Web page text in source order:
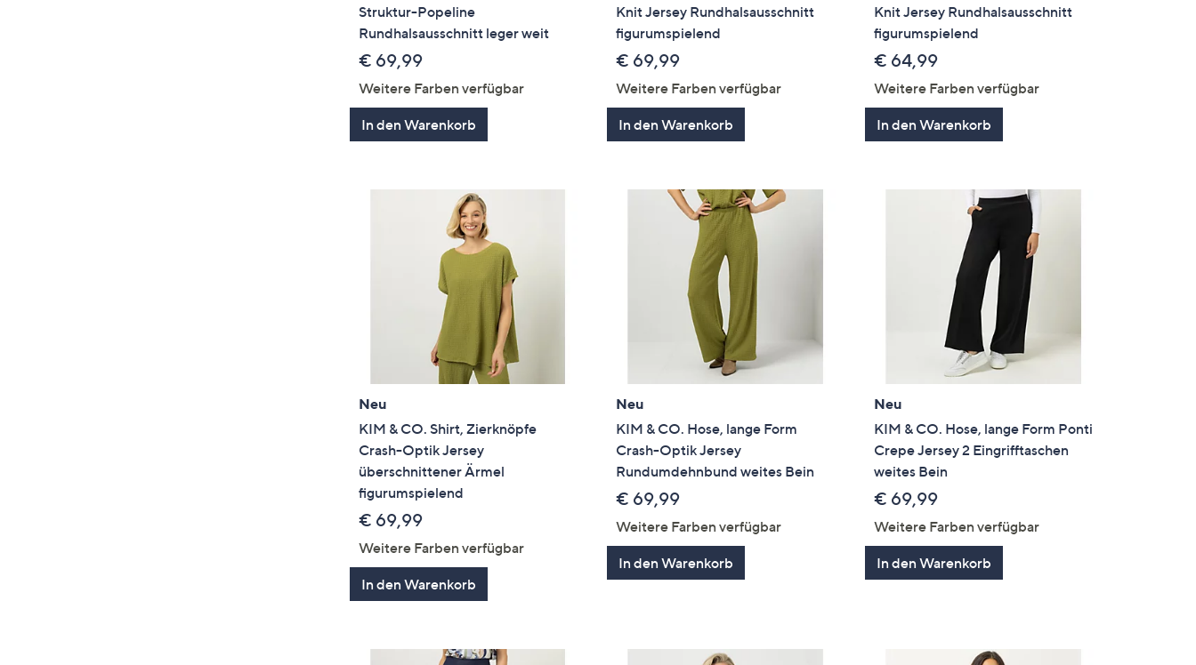
Struktur-Popeline
Rundhalsausschnitt leger weit
€ 69,99
Weitere Farben verfügbar
In den Warenkorb
Knit Jersey Rundhalsausschnitt
figurumspielend
€ 69,99
Weitere Farben verfügbar
In den Warenkorb
Knit Jersey Rundhalsausschnitt
figurumspielend
€ 64,99
Weitere Farben verfügbar
In den Warenkorb
Neu
KIM & CO. Shirt, Zierknöpfe
Crash-Optik Jersey
überschnittener Ärmel
figurumspielend
€ 69,99
Weitere Farben verfügbar
In den Warenkorb
Neu
KIM & CO. Hose, lange Form
Crash-Optik Jersey
Rundumdehnbund weites Bein
€ 69,99
Weitere Farben verfügbar
In den Warenkorb
Neu
KIM & CO. Hose, lange Form Ponti
Crepe Jersey 2 Eingrifftaschen
weites Bein
€ 69,99
Weitere Farben verfügbar
In den Warenkorb